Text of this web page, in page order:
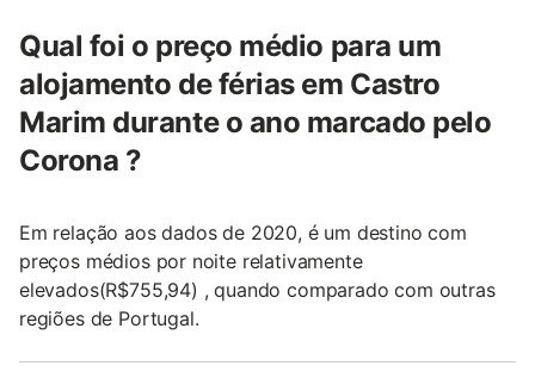
Qual foi o preço médio para um
alojamento de férias em Castro
Marim durante o ano marcado pelo
Corona ?
Em relação aos dados de 2020, é um destino com
preços médios por noite relativamente
elevados(R$755,94) , quando comparado com outras
regiões de Portugal.